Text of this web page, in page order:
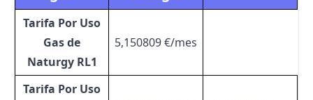
Tarifa Por Uso
Gas de
Naturgy RL1
5,150809 €/mes
Tarifa Por Uso